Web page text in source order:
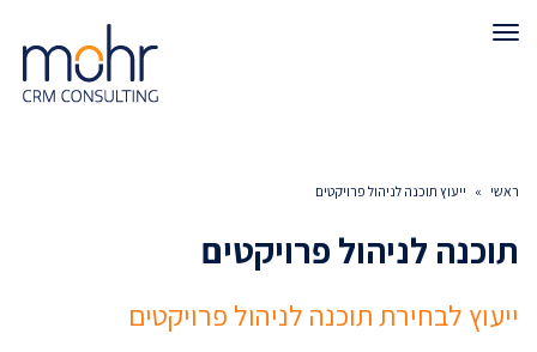
תפריט
ראשי » ייעוץ תוכנה לניהול פרויקטים
תוכנה לניהול פרויקטים
ייעוץ לבחירת תוכנה לניהול פרויקטים